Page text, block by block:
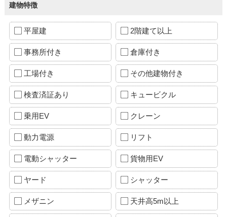
建物特徴
平屋建 2階建て以上
事務所付き 倉庫付き
工場付き その他建物付き
検査済証あり キュービクル
乗用EV クレーン
動力電源 リフト
電動シャッター 貨物用EV
ヤード シャッター
メザニン 天井高5m以上